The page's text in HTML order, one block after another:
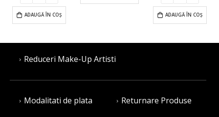
ADAUGĂ ÎN COȘ ADAUGĂ ÎN COȘ
Reduceri Make-Up Artisti
Modalitati de plata Returnare Produse